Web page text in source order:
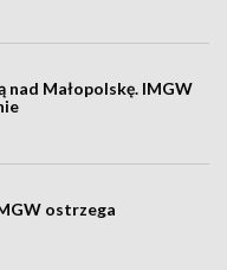
nad Małopolskę. IMGW
ostrzega